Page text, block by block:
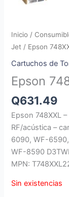
Inicio /
Jet / Epson
Cartuchos de
Epson
Q631.49
Epson 748XXL
RF/acústica –
6090, WF-
WF-8590
MPN:
Sin existencias